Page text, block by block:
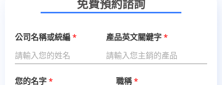
免費預約諮詢
公司名稱或統編*
您的名字* 職稱*
產品英文關鍵字*